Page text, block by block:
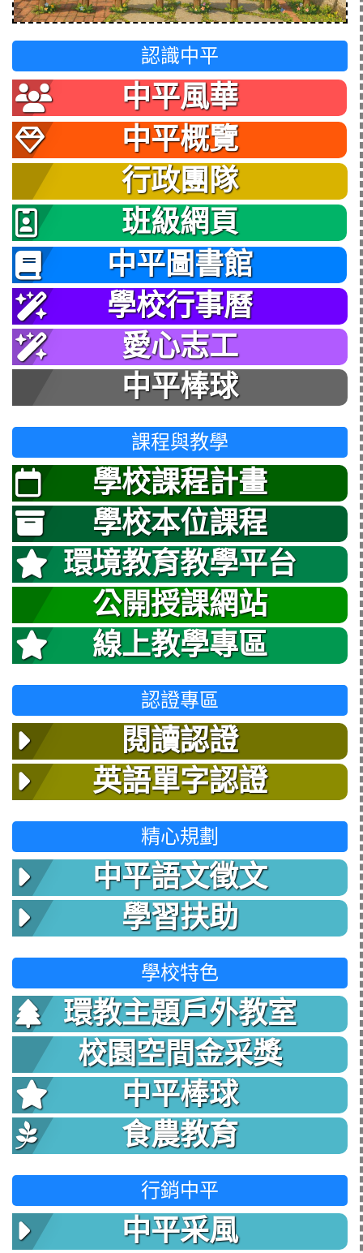
認識中平
中平風華
中平概覽
行政團隊
班級網頁
中平圖書館
學校行事曆
愛心志工
中平棒球
課程與教學
學校課程計畫
學校本位課程
環境教育教學平台
公開授課網站
線上教學專區
認證專區
閱讀認證
英語單字認證
精心規劃
中平語文徵文
學習扶助
學校特色
環教主題戶外教室
校園空間金采獎
中平棒球
食農教育
行銷中平
中平采風